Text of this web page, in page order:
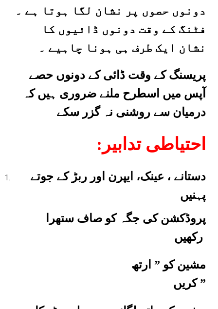
دونوں حصوں پر نشان لگا ہوتا ہے ۔
فٹنگ کے وقت دونوں ڈائیوں کا
نشان ایک طرف ہی ہونا چاہیے ۔
پریسنگ کے وقت ڈائی کے دونوں حصے
آپس میں اسطرح ملنے ضروری ہیں کہ
درمیان سے روشنی نہ گزر سکے
:احتیاطی تدابیر
پہنیں
” کریں